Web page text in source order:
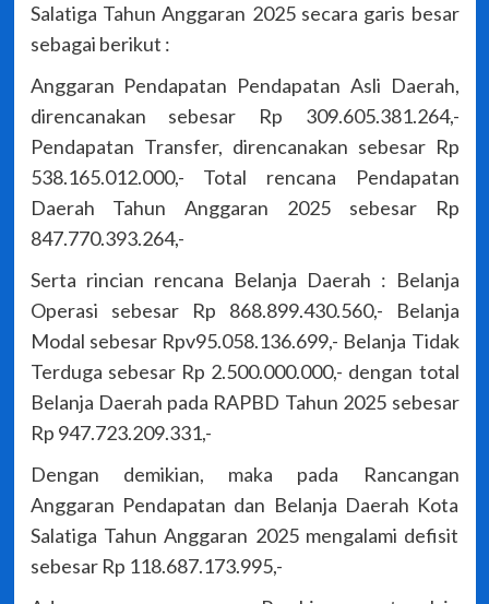
Salatiga Tahun Anggaran 2025 secara garis besar
sebagai berikut :
Anggaran Pendapatan Pendapatan Asli Daerah,
direncanakan sebesar Rp 309.605.381.264,-
Pendapatan Transfer, direncanakan sebesar Rp
538.165.012.000,- Total rencana Pendapatan
Daerah Tahun Anggaran 2025 sebesar Rp
847.770.393.264,-
Serta rincian rencana Belanja Daerah : Belanja
Operasi sebesar Rp 868.899.430.560,- Belanja
Modal sebesar Rpv95.058.136.699,- Belanja Tidak
Terduga sebesar Rp 2.500.000.000,- dengan total
Belanja Daerah pada RAPBD Tahun 2025 sebesar
Rp 947.723.209.331,-
Dengan demikian, maka pada Rancangan
Anggaran Pendapatan dan Belanja Daerah Kota
Salatiga Tahun Anggaran 2025 mengalami defisit
sebesar Rp 118.687.173.995,-